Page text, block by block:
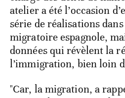
atelier a été l’occasion
série de réalisations
migratoire espagnole,
données qui révèlent la
l’immigration, bien loin
"Car, la migration, a